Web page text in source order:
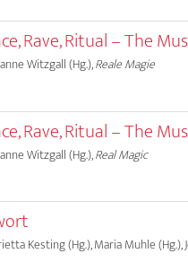
Rave, Ritual – The
Witzgall (Hg.),Reale Magie
Rave, Ritual – The
Witzgall (Hg.),Real Magic
Kesting (Hg.), Maria Muhle (Hg.),